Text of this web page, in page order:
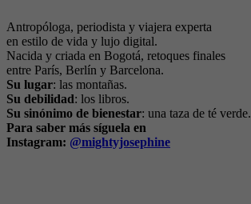
Antropóloga, periodista y viajera experta
en estilo de vida y lujo digital.
Nacida y criada en Bogotá, retoques finales
entre París, Berlín y Barcelona.
Su lugar: las montañas.
Su debilidad: los libros.
Su sinónimo de bienestar: una taza de té verde.
Para saber más síguela en
Instagram: @mightyjosephine